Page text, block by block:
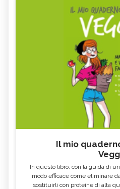
Il mio
In questo libro, con la guida di
modo efficace come eliminare
sostituirli con proteine di alta